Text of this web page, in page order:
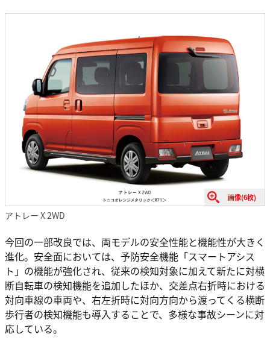
画像(6枚)
アトレー X 2WD
今回の一部改良では、両モデルの安全性能と機能性が大きく
進化。安全面においては、予防安全機能「スマートアシス
ト」の機能が強化され、従来の検知対象に加えて新たに対横
断自転車の検知機能を追加したほか、交差点右折時における
対向車線の車両や、右左折時に対向方向から渡ってくる横断
歩行者の検知機能も導入することで、多様な事故シーンに対
応している。